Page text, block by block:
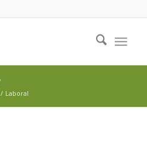
/ Laboral